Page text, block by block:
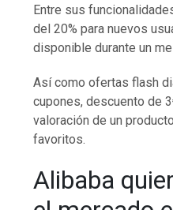
Entre sus
del 20% para nuevos
disponible durante un
Así como ofertas flash
cupones, descuento de
valoración de un
favoritos.
Alibaba